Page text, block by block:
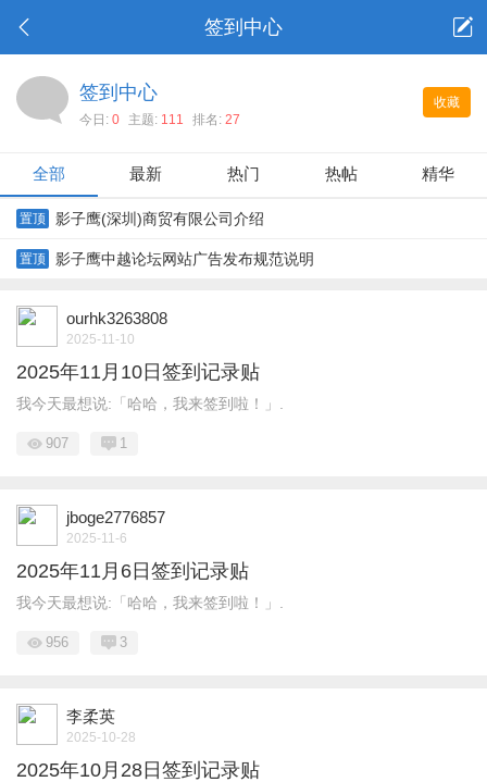
签到中心
收藏
签到中心
今日: 0 主题: 111 排名: 27
全部 最新 热门 热帖 精华
置顶 影子鹰(深圳)商贸有限公司介绍
置顶 影子鹰中越论坛网站广告发布规范说明
ourhk3263808
2025-11-10
2025年11月10日签到记录贴
我今天最想说:「哈哈，我来签到啦！」.
907 1
jboge2776857
2025-11-6
2025年11月6日签到记录贴
我今天最想说:「哈哈，我来签到啦！」.
956 3
李柔英
2025-10-28
2025年10月28日签到记录贴